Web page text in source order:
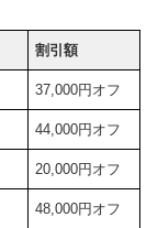
割引額
37,000円オフ
44,000円オフ
20,000円オフ
48,000円オフ